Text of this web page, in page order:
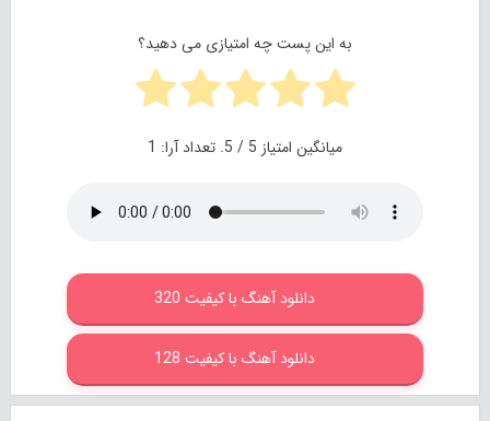
به این پست چه امتیازی می دهید؟
میانگین امتیاز 5 / 5. تعداد آرا: 1
دانلود آهنگ با کیفیت 320
دانلود آهنگ با کیفیت 128